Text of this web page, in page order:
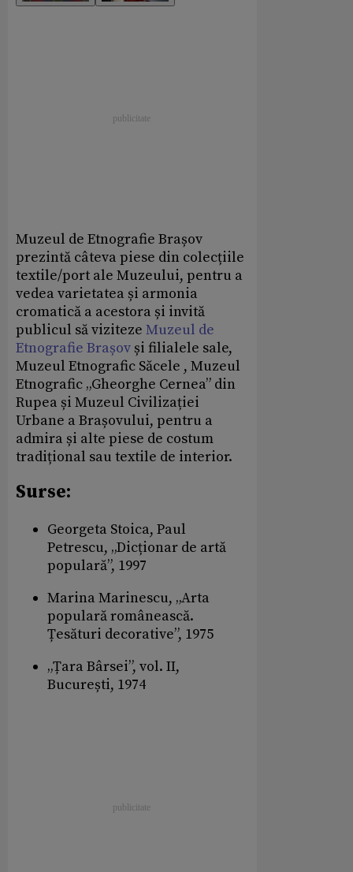
Muzeul de Etnografie Brașov
prezintă câteva piese din colecțiile
textile/port ale Muzeului, pentru a
vedea varietatea și armonia
cromatică a acestora și invită
publicul să viziteze Muzeul de
Etnografie Brașov și filialele sale,
Muzeul Etnografic Săcele , Muzeul
Etnografic „Gheorghe Cernea” din
Rupea și Muzeul Civilizației
Urbane a Brașovului, pentru a
admira și alte piese de costum
tradițional sau textile de interior.
Surse:
Georgeta Stoica, Paul
Petrescu, „Dicționar de artă
populară”, 1997
Marina Marinescu, „Arta
populară românească.
Țesături decorative”, 1975
„Țara Bârsei”, vol. II,
București, 1974